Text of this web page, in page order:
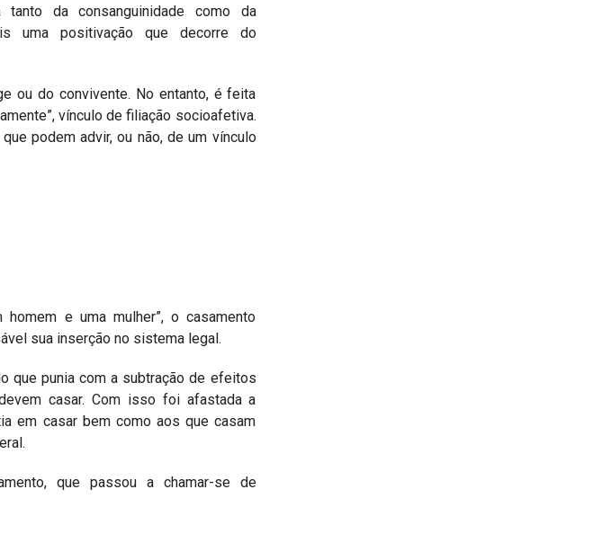
da consanguinidade como da
uma positivação que decorre do
ou do convivente. No entanto, é feita
vínculo de filiação socioafetiva.
podem advir, ou não, de um vínculo
e uma mulher”, o casamento
sua inserção no sistema legal.
que punia com a subtração de efeitos
casar. Com isso foi afastada a
em casar bem como aos que casam
que passou a chamar-se de